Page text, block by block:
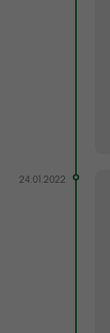
24.01.2022